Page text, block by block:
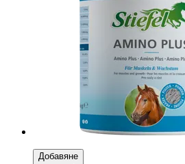
Добавяне